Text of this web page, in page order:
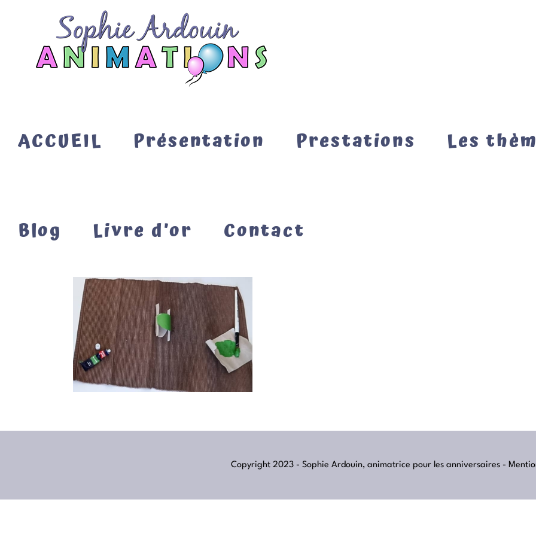
ACCUEIL Présentation Prestations Les
Blog Livre d’or Contact
Copyright 2023 - Sophie Ardouin, animatrice pour les anniversaires -